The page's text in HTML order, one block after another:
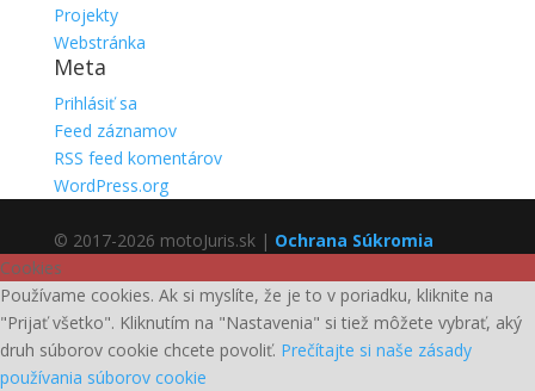
Projekty
Webstránka
Meta
Prihlásiť sa
Feed záznamov
RSS feed komentárov
WordPress.org
© 2017-2026 motoJuris.sk | Ochrana Súkromia
Cookies
Používame cookies. Ak si myslíte, že je to v poriadku, kliknite na
"Prijať všetko". Kliknutím na "Nastavenia" si tiež môžete vybrať, aký
druh súborov cookie chcete povoliť. Prečítajte si naše zásady
používania súborov cookie